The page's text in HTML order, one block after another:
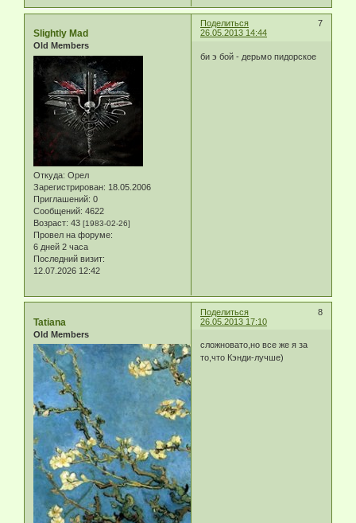
Поделиться
7
26.05.2013 14:44
Slightly Mad
Old Members
Откуда: Орел
Зарегистрирован: 18.05.2006
Приглашений: 0
Сообщений: 4622
Возраст: 43 [1983-02-26]
Провел на форуме:
6 дней 2 часа
Последний визит:
12.07.2026 12:42
би э бой - дерьмо пидорское
Поделиться
8
26.05.2013 17:10
Tatiana
Old Members
сложновато,но все же я за
то,что Кэнди-лучше)